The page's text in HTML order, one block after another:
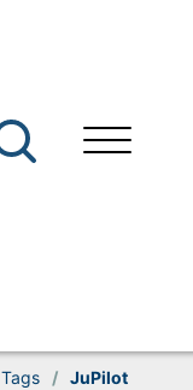
Tags / JuPilot